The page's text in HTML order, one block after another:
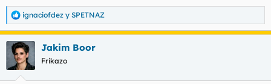
R
e
a
c
c
i
ignaciofdez y SPETNAZ
Jakim Boor
Frikazo